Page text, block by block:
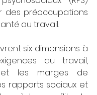
préoccupations
au travail.
six dimensions à
du travail,
et les marges de
rapports sociaux et